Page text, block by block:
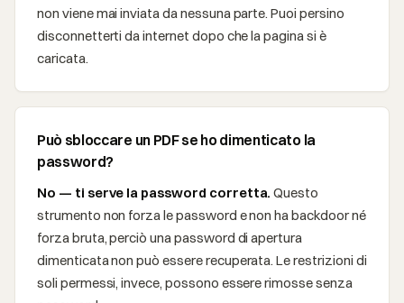
non viene mai inviata da nessuna parte. Puoi persino
disconnetterti da internet dopo che la pagina si è
caricata.
Può sbloccare un PDF se ho dimenticato la
password?
No — ti serve la password corretta. Questo
strumento non forza le password e non ha backdoor né
forza bruta, perciò una password di apertura
dimenticata non può essere recuperata. Le restrizioni di
soli permessi, invece, possono essere rimosse senza